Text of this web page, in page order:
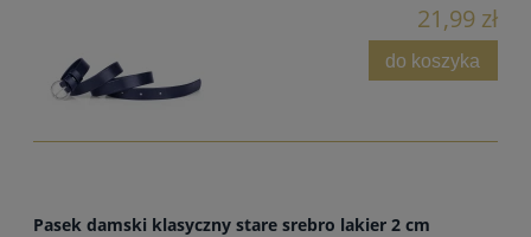
21,99 zł
do koszyka
Pasek damski klasyczny stare srebro lakier 2 cm